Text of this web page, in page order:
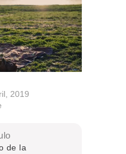
2019
de la